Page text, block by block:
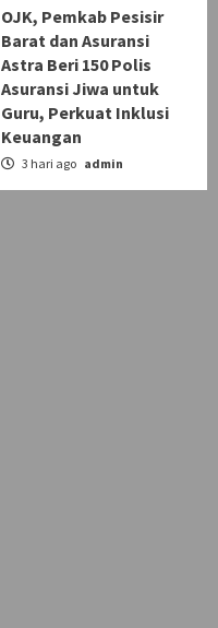
OJK, Pemkab Pesisir
Barat dan Asuransi
Astra Beri 150 Polis
Asuransi Jiwa untuk
Guru, Perkuat Inklusi
Keuangan
3 hari ago admin